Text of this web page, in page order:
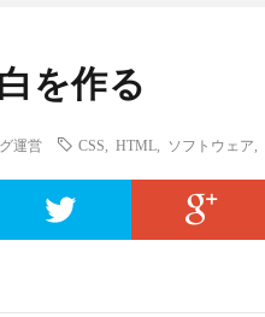
を作る
運営 CSS HTML ソフトウェア